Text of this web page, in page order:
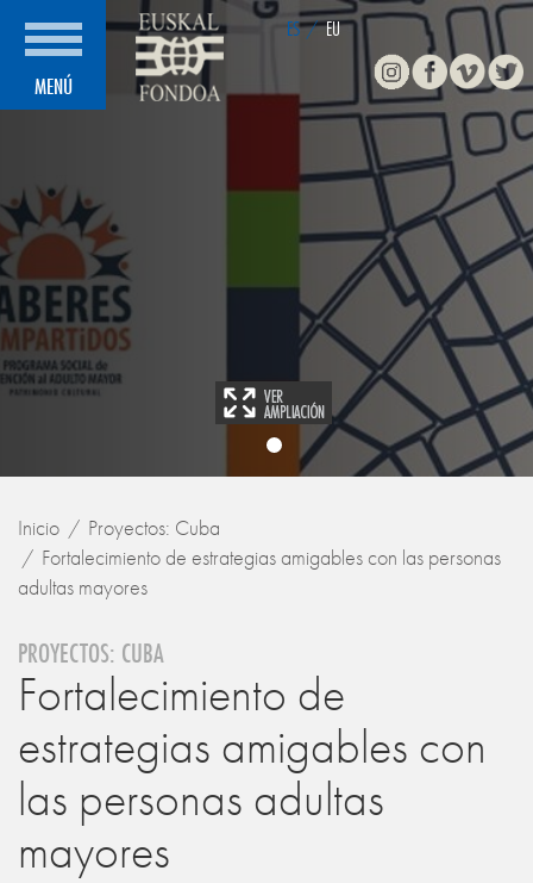
MENÚ
ES / EU
InstagramFacebook
Vimeo
Inicio
Proyectos: Cuba
Fortalecimiento de estrategias amigables con las personas
adultas mayores
PROYECTOS: CUBA
Fortalecimiento de
estrategias amigables con
las personas adultas
mayores